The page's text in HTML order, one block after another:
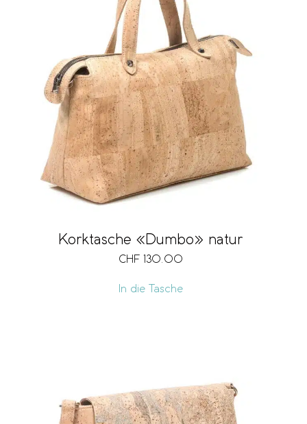
Korktasche «Dumbo» natur
CHF 130.00
In die Tasche